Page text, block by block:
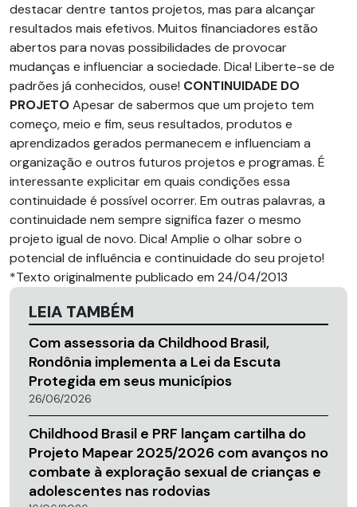
destacar dentre tantos projetos, mas para alcançar
resultados mais efetivos. Muitos financiadores estão
abertos para novas possibilidades de provocar
mudanças e influenciar a sociedade. Dica! Liberte-se de
padrões já conhecidos, ouse! CONTINUIDADE DO
PROJETOApesar de sabermos que um projeto tem
começo, meio e fim, seus resultados, produtos e
aprendizados gerados permanecem e influenciam a
organização e outros futuros projetos e programas. É
interessante explicitar em quais condições essa
continuidade é possível ocorrer. Em outras palavras, a
continuidade nem sempre significa fazer o mesmo
projeto igual de novo. Dica! Amplie o olhar sobre o
potencial de influência e continuidade do seu projeto!
*Texto originalmente publicado em 24/04/2013
LEIA TAMBÉM
Com assessoria da Childhood Brasil,
Rondônia implementa a Lei da Escuta
Protegida em seus municípios
26/06/2026
Childhood Brasil e PRF lançam cartilha do
Projeto Mapear 2025/2026 com avanços no
combate à exploração sexual de crianças e
adolescentes nas rodovias